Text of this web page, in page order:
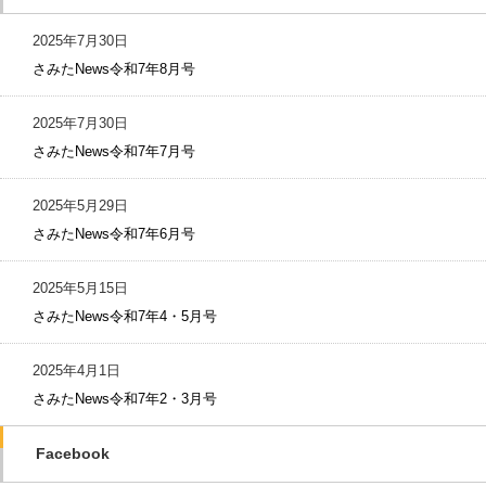
2025年7月30日
さみたNews令和7年8月号
2025年7月30日
さみたNews令和7年7月号
2025年5月29日
さみたNews令和7年6月号
2025年5月15日
さみたNews令和7年4・5月号
2025年4月1日
さみたNews令和7年2・3月号
Facebook